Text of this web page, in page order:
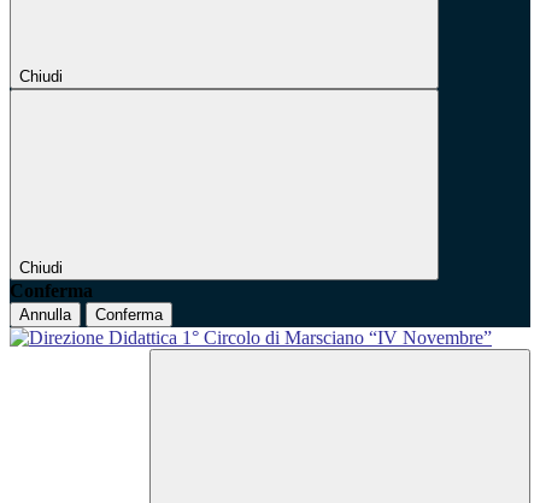
Chiudi
Chiudi
Conferma
Annulla Conferma